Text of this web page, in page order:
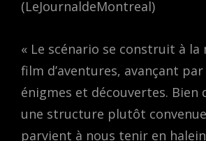
(LeJournaldeMontreal)
« Le scénario se construit à la
film d’aventures, avançant
énigmes et découvertes. Bien
une structure plutôt
parvient à nous tenir en